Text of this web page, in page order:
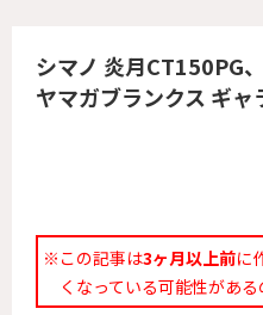
シマノ 炎月CT150PG
ヤマガブランクス ギ
※この記事は3ヶ月以上前に
くなっている可能性がある